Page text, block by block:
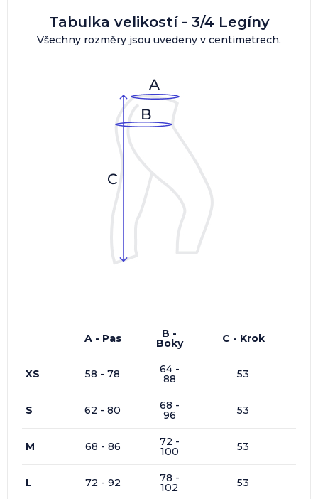
Tabulka velikostí - 3/4 Legíny
Všechny rozměry jsou uvedeny v centimetrech.
A - Pas B -
Boky C - Krok
XS 58 - 78 64 -
88 53
S 62 - 80 68 -
96 53
M 68 - 86 72 -
100 53
L 72 - 92 78 -
102 53